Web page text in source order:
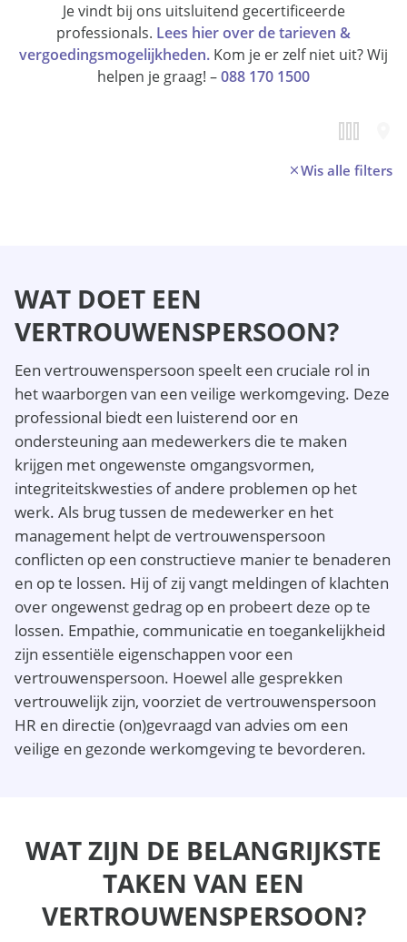
Je vindt bij ons uitsluitend gecertificeerde
professionals. Lees hier over de tarieven &
vergoedingsmogelijkheden. Kom je er zelf niet uit? Wij
helpen je graag! –088 170 1500
Wis alle filters
WAT DOET EEN
VERTROUWENSPERSOON?
Een vertrouwenspersoon speelt een cruciale rol in
het waarborgen van een veilige werkomgeving. Deze
professional biedt een luisterend oor en
ondersteuning aan medewerkers die te maken
krijgen met ongewenste omgangsvormen,
integriteitskwesties of andere problemen op het
werk. Als brug tussen de medewerker en het
management helpt de vertrouwenspersoon
conflicten op een constructieve manier te benaderen
en op te lossen. Hij of zij vangt meldingen of klachten
over ongewenst gedrag op en probeert deze op te
lossen. Empathie, communicatie en toegankelijkheid
zijn essentiële eigenschappen voor een
vertrouwenspersoon. Hoewel alle gesprekken
vertrouwelijk zijn, voorziet de vertrouwenspersoon
HR en directie (on)gevraagd van advies om een
veilige en gezonde werkomgeving te bevorderen.
WAT ZIJN DE BELANGRIJKSTE
TAKEN VAN EEN
VERTROUWENSPERSOON?